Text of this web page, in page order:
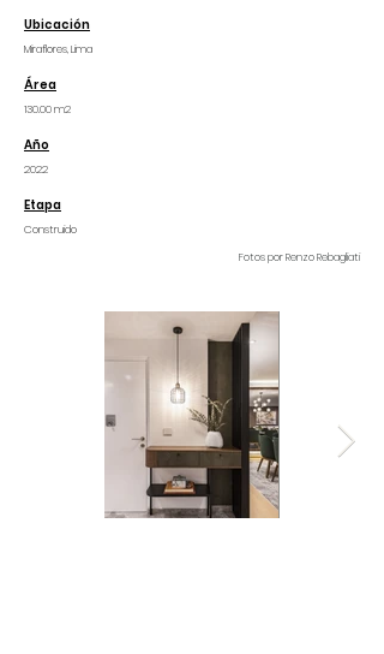
Ubicación
Miraflores, Lima
Área
130.00 m2
Año
2022
Etapa
Construido
Fotos por Renzo Rebagliati